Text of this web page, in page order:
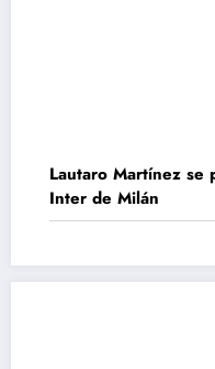
Lautaro Martínez se
Inter de Milán